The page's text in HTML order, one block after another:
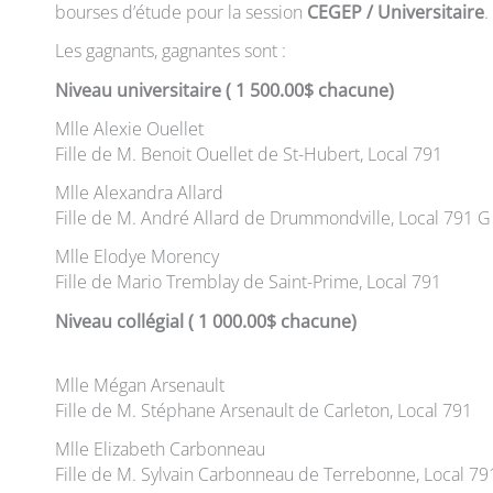
bourses d’étude pour la session CEGEP / Universitaire.
Les gagnants, gagnantes sont :
Niveau universitaire ( 1 500.00$ chacune)
Mlle Alexie Ouellet
Fille de M. Benoit Ouellet de St-Hubert, Local 791
Mlle Alexandra Allard
Fille de M. André Allard de Drummondville, Local 791 G
Mlle Elodye Morency
Fille de Mario Tremblay de Saint-Prime, Local 791
Niveau collégial ( 1 000.00$ chacune)
Mlle Mégan Arsenault
Fille de M. Stéphane Arsenault de Carleton, Local 791
Mlle Elizabeth Carbonneau
Fille de M. Sylvain Carbonneau de Terrebonne, Local